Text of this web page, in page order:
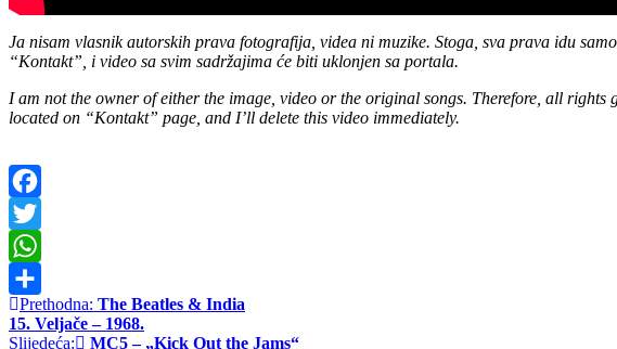
Ja nisam vlasnik autorskih prava fotografija, videa ni muzike. Stoga, sva prava idu
“Kontakt”, i video sa svim sadržajima će biti uklonjen sa portala.
I am not the owner of either the image, video or the original songs. Therefore, all
located on “Kontakt” page, and I’ll delete this video immediately.
Facebook
Twitter
WhatsApp
Share
Navigacija
objava
Prethodna: The Beatles & India
15. Veljače – 1968.
Slijedeća:
MC5 – „Kick Out the Jams“